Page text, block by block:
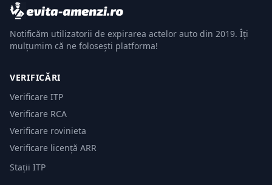
Notificăm utilizatorii de expirarea actelor auto din 2019. Îți
mulțumim că ne folosești platforma!
VERIFICĂRI
Verificare ITP
Verificare RCA
Verificare rovinieta
Verificare licență ARR
Stații ITP